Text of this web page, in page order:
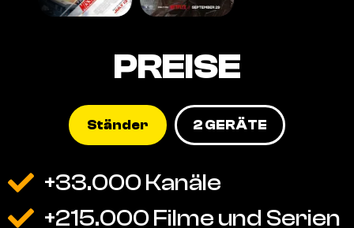
PREISE
Ständer 2 GERÄTE
+33.000 Kanäle
+215.000 Filme und Serien